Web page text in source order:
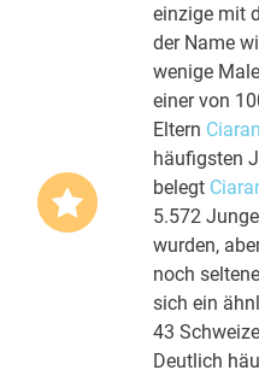
einzige mit
der Name
wenige
einer von
Eltern Ciaran
häufigsten
belegt
5.572
wurden,
noch
sich ein
43
Deutlich